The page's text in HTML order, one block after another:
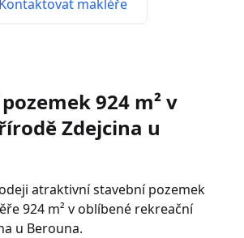
Kontaktovat makléře
924 m² v
Zdejcina u
atraktivní stavební pozemek
924 m² v oblíbené rekreační
u Berouna.